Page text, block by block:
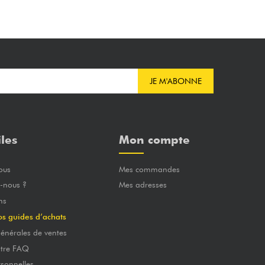
JE M'ABONNE
nous ?
guides d’achats
de ventes
FAQ
Mon compte
Mes commandes
Mes adresses